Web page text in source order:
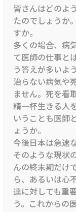
皆さんはどのよ
たのでしょうか
すか。
多くの場合、病
て医師の仕事と
う答えが多いよ
治らない病気や
ません。死を看
精一杯生きる人
いうことも医師
ょうか。
今後日本は急速
そのような現状
んの終末期だけ
ら、あるいは心
達に対しても重
う。これからの